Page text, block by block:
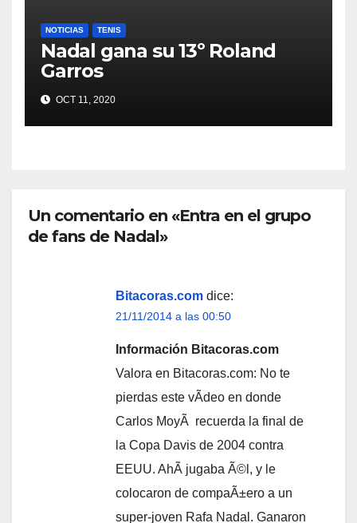
NOTICIAS TENIS
Nadal gana su 13º Roland
Garros
OCT 11, 2020
Un comentario en «Entra en el grupo
de fans de Nadal»
Bitacoras.com dice:
21/11/2014 a las 00:50
Información Bitacoras.com
Valora en Bitacoras.com: No te
pierdas este vÃ­deo en donde
Carlos MoyÃ recuerda la final de
la Copa Davis de 2004 contra
EEUU. AhÃ­ jugaba Ã©l, y le
colocaron de compaÃ±ero a un
super-joven Rafa Nadal. Ganaron